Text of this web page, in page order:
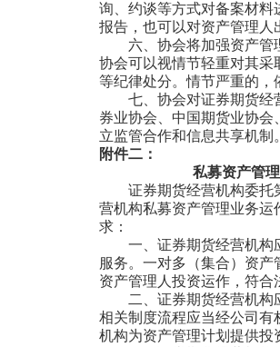
询、约谈等方式对备案材
报告，也可以对资产管理
六、协会将加强资产管理
协会可以视情节轻重对其
等纪律处分。情节严重的
七、协会对证券期货经营
券业协会、中国期货业协
立监管合作和信息共享机制
附件二：
私募资产管
证券期货经营机构委托第
营机构私募资产管理业务
求：
一、证券期货经营机构应
服务。一对多（集合）资
资产管理人投资运作，符
二、证券期货经营机构应
相关制度流程应当经公司
机构为资产管理计划提供投